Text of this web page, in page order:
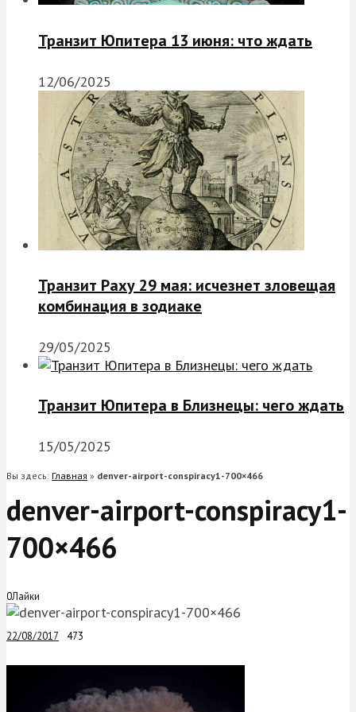
Транзит Юпитера 13 июня: что ждать
12/06/2025
Транзит Раху 29 мая: исчезнет зловещая
комбинация в зодиаке
29/05/2025
Транзит Юпитера в Близнецы: чего ждать
15/05/2025
Вы здесь: Главная » denver-airport-conspiracy1-700×466
denver-airport-conspiracy1-
700×466
0Лайки
22/08/2017 473